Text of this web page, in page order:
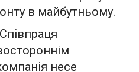
в майбутньому.
несе